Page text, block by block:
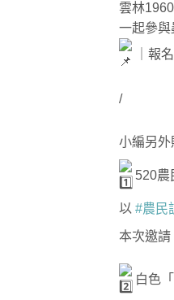
雲林
一起參與
｜報
/
小編另外
520農
以 #農民
本次邀請
白色「